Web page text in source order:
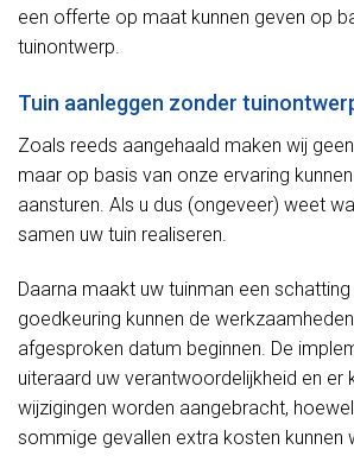
een offerte op maat kunnen geven op
tuinontwerp.
Tuin aanleggen zonder
Zoals reeds aangehaald maken wij
maar op basis van onze ervaring
aansturen. Als u dus (ongeveer) weet
samen uw tuin realiseren.
Daarna maakt uw tuinman een
goedkeuring kunnen de
afgesproken datum beginnen. De
uiteraard uw verantwoordelijkheid en er
wijzigingen worden aangebracht,
sommige gevallen extra kosten kunnen